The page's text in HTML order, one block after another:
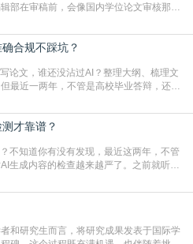
部在审稿前，会像国内学位论文审核那
对重复内容的审查是严谨投稿流程中不可
编就为大家介绍“投稿SCI有查重吗”。
大多数S
合规不踩坑？
论文，谁还没沾过AI？整理大纲、梳理文
最近一两年，不管是高校毕业答辩，还是
和普通查重到底有啥区别？这里说透：普
重复比例，防的是抄袭；AI查重查的是你
过
才靠谱？
不知道你有没有发现，最近这两年，不管
生成内容的检查越来越严了。之前就听身
真的太冤了。现在国内多数高校和核心期
使用AI生成内容辅助写作，必须明确标
符合学
和研究生而言，将研究成果发表于国际学